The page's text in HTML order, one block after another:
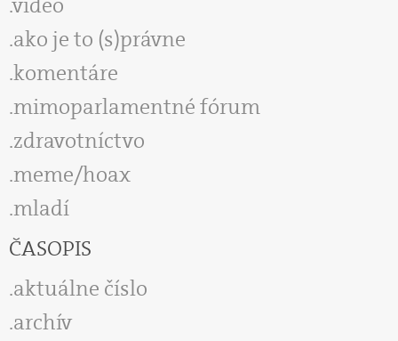
ako je to (s)právne
komentáre
mimoparlamentné fórum
zdravotníctvo
meme/hoax
mladí
ČASOPIS
aktuálne číslo
archív